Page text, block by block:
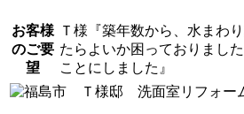
お客様
のご要
望
Ｔ様『築年数から、水まわ
たらよいか困っておりまし
ことにしました』